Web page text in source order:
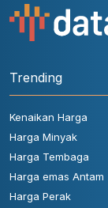
Trending
Kenaikan Harga
Harga Minyak
Harga Tembaga
Harga emas Antam
Harga Perak